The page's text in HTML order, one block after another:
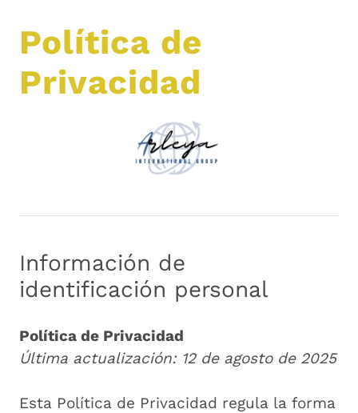
Política de
Privacidad
Información de
identificación personal
Política de Privacidad
Última actualización: 12 de agosto de 2025
Esta Política de Privacidad regula la forma